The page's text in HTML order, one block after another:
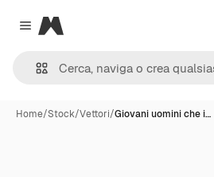
Close menu
Magnific
Home/Stock/Vettori/Giovani uomini che i…